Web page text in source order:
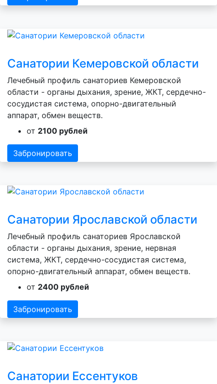
Санатории Кемеровской области
Лечебный профиль санаториев Кемеровской
области - органы дыхания, зрение, ЖКТ, сердечно-
сосудистая система, опорно-двигательный
аппарат, обмен веществ.
от 2100 рублей
Забронировать
Санатории Ярославской области
Лечебный профиль санаториев Ярославской
области - органы дыхания, зрение, нервная
система, ЖКТ, сердечно-сосудистая система,
опорно-двигательный аппарат, обмен веществ.
от 2400 рублей
Забронировать
Санатории Ессентуков